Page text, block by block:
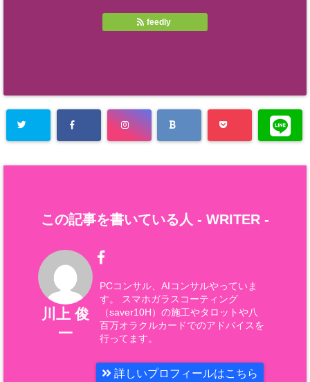
feedly
この記事を書いている人 - WRITER -
川上 俊
一
PCコンサル、AIコンサルやっていま
す。 スマホガラスコーティング
（saver10H）の施工やタロットや八
百万オラクルカードでのアドバイスを
行ってます。
詳しいプロフィールはこちら